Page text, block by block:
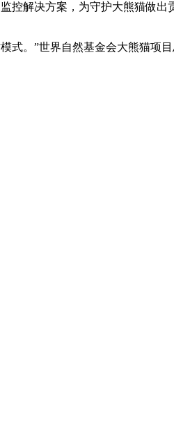
控解决方案，为守护大熊猫做
。”世界自然基金会大熊猫项目